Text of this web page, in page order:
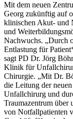
Mit dem neuen
Georg zukünftig auf
klinischen Akut- und
und
Nachwuchs. „Durch
Entlastung für
sagt PD Dr. Jörg
Klinik für
Chirurgie. „Mit Dr.
die Leitung der
Unfallchirurg und
Traumazentrum über
von Notfallpatienten